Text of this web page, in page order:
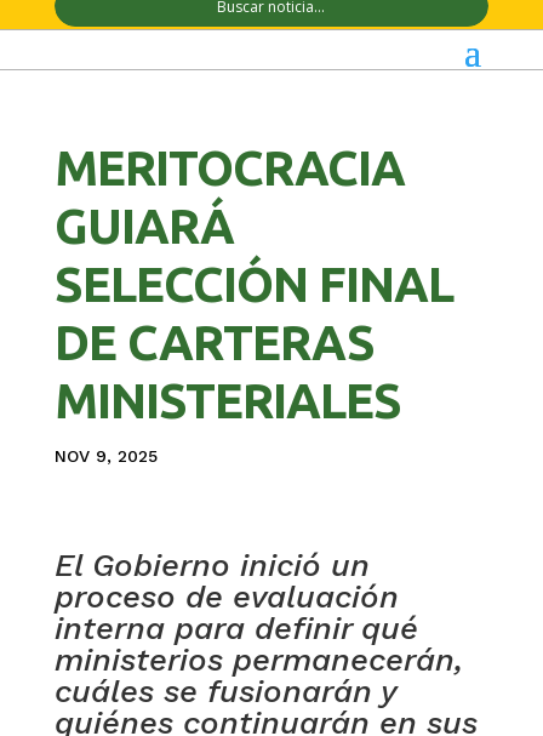
MERITOCRACIA
GUIARÁ
SELECCIÓN FINAL
DE CARTERAS
MINISTERIALES
NOV 9, 2025
El Gobierno inició un
proceso de evaluación
interna para definir qué
ministerios permanecerán,
cuáles se fusionarán y
quiénes continuarán en sus